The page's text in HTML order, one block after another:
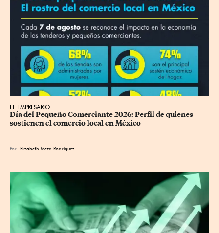
EL EMPRESARIO
Día del Pequeño Comerciante 2026: Perfil de quienes
sostienen el comercio local en México
Por Elizabeth Meza Rodríguez